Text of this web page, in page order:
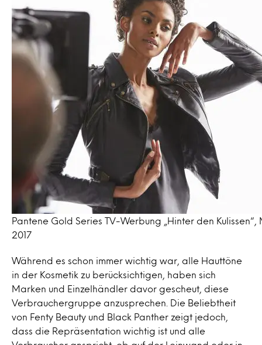
Pantene Gold Series TV-Werbung „Hinter den Kulissen“,
2017
Während es schon immer wichtig war, alle Hauttöne
in der Kosmetik zu berücksichtigen, haben sich
Marken und Einzelhändler davor gescheut, diese
Verbrauchergruppe anzusprechen. Die Beliebtheit
von Fenty Beauty und Black Panther zeigt jedoch,
dass die Repräsentation wichtig ist und alle